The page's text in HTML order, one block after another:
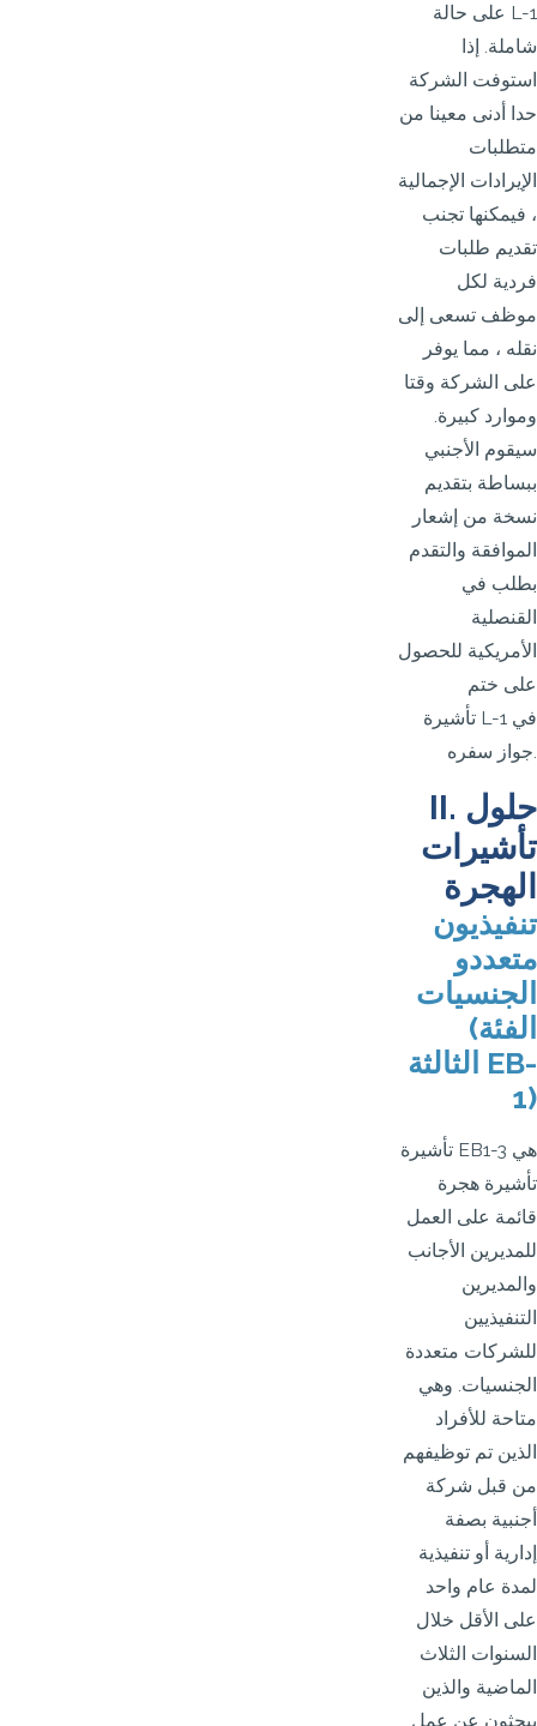
على حالة L-1
شاملة. إذا
استوفت الشركة
حدا أدنى معينا من
متطلبات
الإيرادات الإجمالية
، فيمكنها تجنب
تقديم طلبات
فردية لكل
موظف تسعى إلى
نقله ، مما يوفر
على الشركة وقتا
وموارد كبيرة.
سيقوم الأجنبي
ببساطة بتقديم
نسخة من إشعار
الموافقة والتقدم
بطلب في
القنصلية
الأمريكية للحصول
على ختم
تأشيرة L-1 في
جواز سفره.
II. حلول
تأشيرات
الهجرة
تنفيذيون
متعددو
الجنسيات
(الفئة
الثالثة EB-
1)
تأشيرة EB1-3 هي
تأشيرة هجرة
قائمة على العمل
للمديرين الأجانب
والمديرين
التنفيذيين
للشركات متعددة
الجنسيات. وهي
متاحة للأفراد
الذين تم توظيفهم
من قبل شركة
أجنبية بصفة
إدارية أو تنفيذية
لمدة عام واحد
على الأقل خلال
السنوات الثلاث
الماضية والذين
يبحثون عن عمل